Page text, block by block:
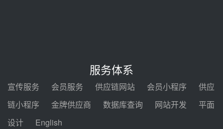
目海南州香加#1储能工程EPC总承
包项目设备采购
河北金悦弘千中标重能新疆天山北
麓100MW光热发电项目用“碳钢、
服务体系
宣传服务 会员服务 供应链网站 会员小程序
供应
链小程序
金牌供应商 数据库查询 网站开发
平面
设计
English